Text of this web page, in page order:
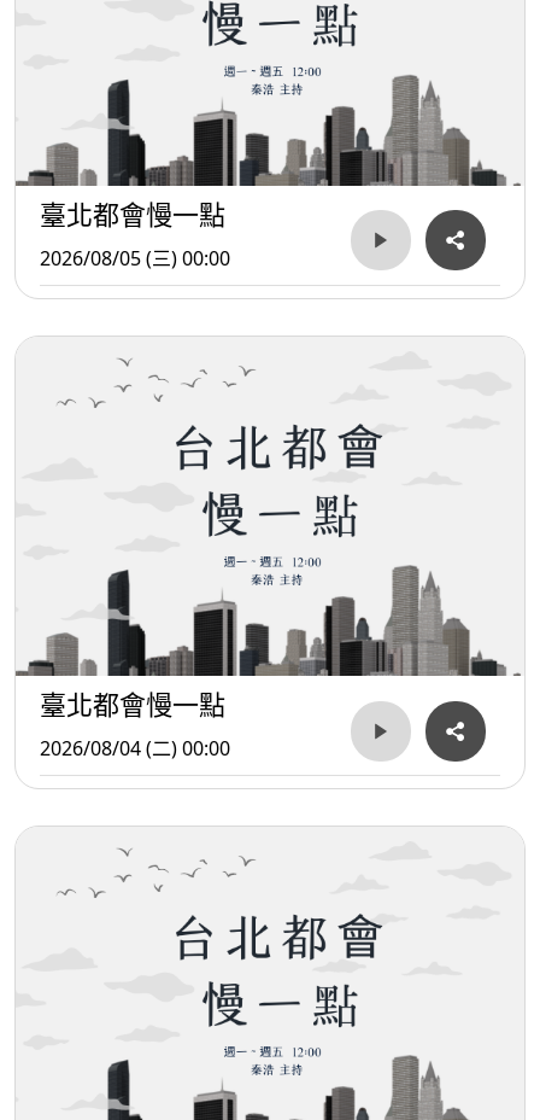
臺北都會慢一點
2026/08/05 (三) 00:00
臺北都會慢一點
2026/08/04 (二) 00:00